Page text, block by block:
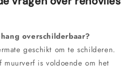
overschilderbaar?
geschikt om te schilderen.
muurverf is voldoende om het